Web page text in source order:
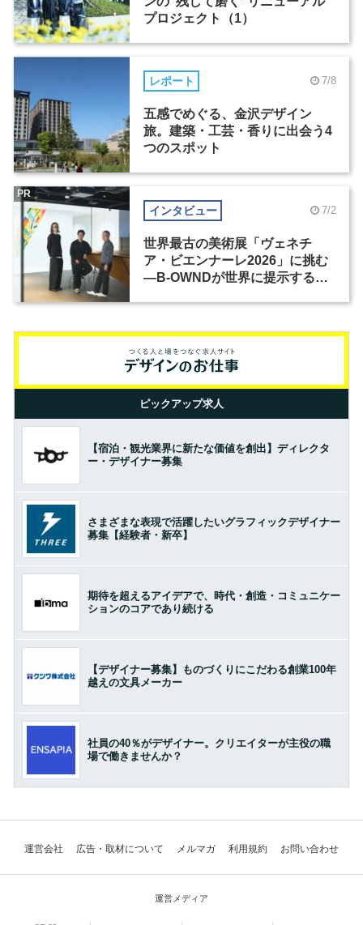
プロジェクト（1）
レポート 7/8
五感でめぐる、金沢デザイン
旅。建築・工芸・香りに出会う4
つのスポット
インタビュー 7/2
世界最古の美術展「ヴェネチ
ア・ビエンナーレ2026」に挑む
―B-OWNDが世界に提示する美
PR
ピックアップ求人
【宿泊・観光業界に新たな価値を創出】ディレクタ
ー・デザイナー募集
さまざまな表現で活躍したいグラフィックデザイナー
募集【経験者・新卒】
期待を超えるアイデアで、時代・創造・コミュニケー
ションのコアであり続ける
【デザイナー募集】ものづくりにこだわる創業100年
越えの文具メーカー
社員の40％がデザイナー。クリエイターが主役の職
場で働きませんか？
運営会社 広告・取材について メルマガ 利用規約 お問い合わせ
運営メディア